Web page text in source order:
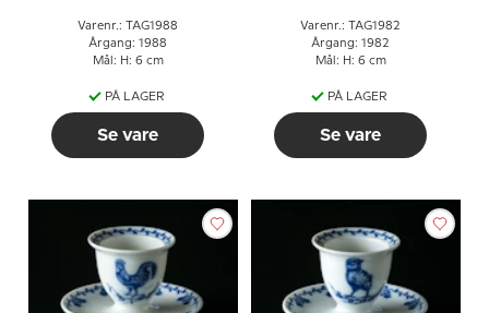
Varenr.: TAG1988
Årgang: 1988
Mål: H: 6 cm
PÅ LAGER
Se vare
Varenr.: TAG1982
Årgang: 1982
Mål: H: 6 cm
PÅ LAGER
Se vare